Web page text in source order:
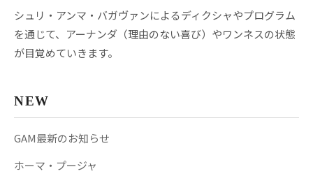
シュリ・アンマ・バガヴァンによるディクシャやプログラム
を通じて、アーナンダ（理由のない喜び）やワンネスの状態
が目覚めていきます。
NEW
GAM最新のお知らせ
ホーマ・プージャ